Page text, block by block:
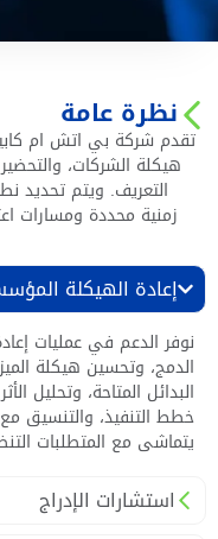
نظرة عامة
تقدم شركة بي اتش ام
هيكلة الشركات،
التعريف. ويتم
زمنية محددة ومسارات
إعادة الهيكلة
نوفر الدعم في عمليات
الدمج، وتحسين هيكلة
البدائل المتاحة، وتحليل
خطط التنفيذ، والتنسيق مع
يتماشى مع المتطلبات
استشارات الإدراج